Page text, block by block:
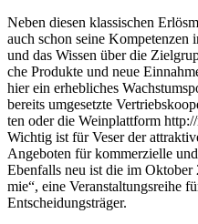
Neben diesen klas­si­schen
auch schon seine Kompe­ten­zen
und das Wissen über die
che Produkte und neue
hier ein erheb­li­ches
bereits umge­setzte
ten oder die Wein­platt­form
Wich­tig ist für Veser der
Ange­bo­ten für kommer­zi­elle
Eben­falls neu ist die im
mie“, eine Veran­stal­tungs­reihe
Entscheidungsträger.